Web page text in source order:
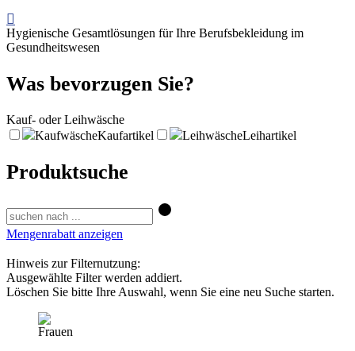
Hygienische Gesamtlösungen für Ihre Berufsbekleidung im
Gesundheitswesen
Was bevorzugen Sie?
Kauf- oder Leihwäsche
KaufwäscheKaufartikel LeihwäscheLeihartikel
Produktsuche
Mengenrabatt anzeigen
Hinweis zur Filternutzung:
Ausgewählte Filter werden addiert.
Löschen Sie bitte Ihre Auswahl, wenn Sie eine neu Suche starten.